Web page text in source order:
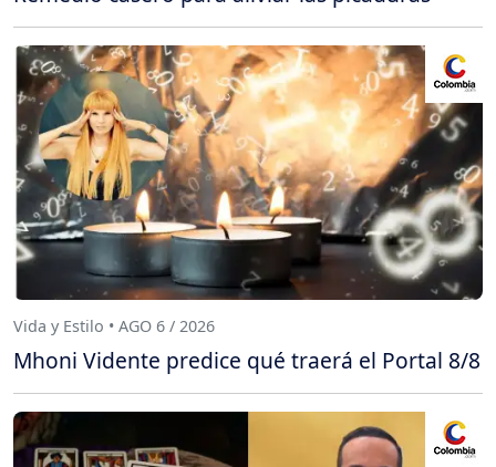
Vida y Estilo • AGO 6 / 2026
Mhoni Vidente predice qué traerá el Portal 8/8